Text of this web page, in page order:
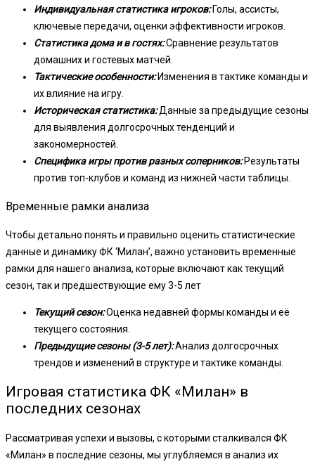
Индивидуальная статистика игроков:Голы, ассисты,
ключевые передачи, оценки эффективности игроков.
Статистика дома и в гостях:Сравнение результатов
домашних и гостевых матчей.
Тактические особенности:Изменения в тактике команды и
их влияние на игру.
Историческая статистика:Данные за предыдущие сезоны
для выявления долгосрочных тенденций и
закономерностей.
Специфика игры против разных соперников:Результаты
против топ-клубов и команд из нижней части таблицы.
Временные рамки анализа
Чтобы детально понять и правильно оценить статистические
данные и динамику ФК ‘Милан’, важно установить временные
рамки для нашего анализа, которые включают как текущий
сезон, так и предшествующие ему 3-5 лет
Текущий сезон:Оценка недавней формы команды и её
текущего состояния.
Предыдущие сезоны (3-5 лет):Анализ долгосрочных
трендов и изменений в структуре и тактике команды.
Игровая статистика ФК «Милан» в
последних сезонах
Рассматривая успехи и вызовы, с которыми сталкивался ФК
«Милан» в последние сезоны, мы углубляемся в анализ их